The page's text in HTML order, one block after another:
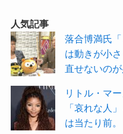
人気記事
落合博満氏
は動きが小
直せないのが
リトル・マ
「哀れな人
は当たり前。